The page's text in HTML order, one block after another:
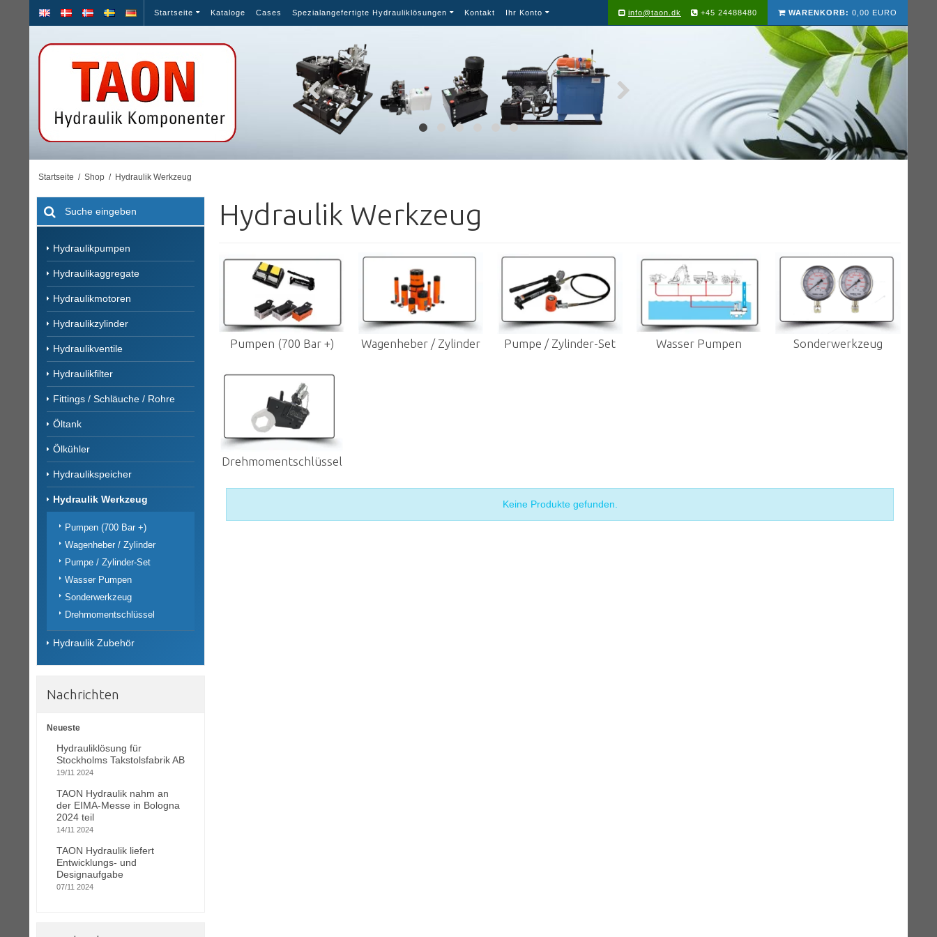
Startseite Kataloge Cases Spezialangefertigte Hydrauliklösungen Kontakt Ihr Konto WARENKORB: 0,00 EURO
info@taon.dk +45 24488480
Startseite / Shop / Hydraulik Werkzeug
Hydraulikpumpen
Hydraulikaggregate
Hydraulikmotoren
Hydraulikzylinder
Hydraulikventile
Hydraulikfilter
Fittings / Schläuche / Rohre
Öltank
Ölkühler
Hydraulikspeicher
Hydraulik Werkzeug
Pumpen (700 Bar +)
Wagenheber / Zylinder
Pumpe / Zylinder-Set
Wasser Pumpen
Sonderwerkzeug
Drehmomentschlüssel
Hydraulik Zubehör
Nachrichten
Neueste
Hydrauliklösung für
Stockholms Takstolsfabrik AB
19/11 2024
TAON Hydraulik nahm an
der EIMA-Messe in Bologna
2024 teil
14/11 2024
TAON Hydraulik liefert
Entwicklungs- und
Designaufgabe
07/11 2024
Hydraulik Werkzeug
Pumpen (700 Bar +) Wagenheber / Zylinder Pumpe / Zylinder-Set Wasser Pumpen Sonderwerkzeug
Drehmomentschlüssel
Keine Produkte gefunden.